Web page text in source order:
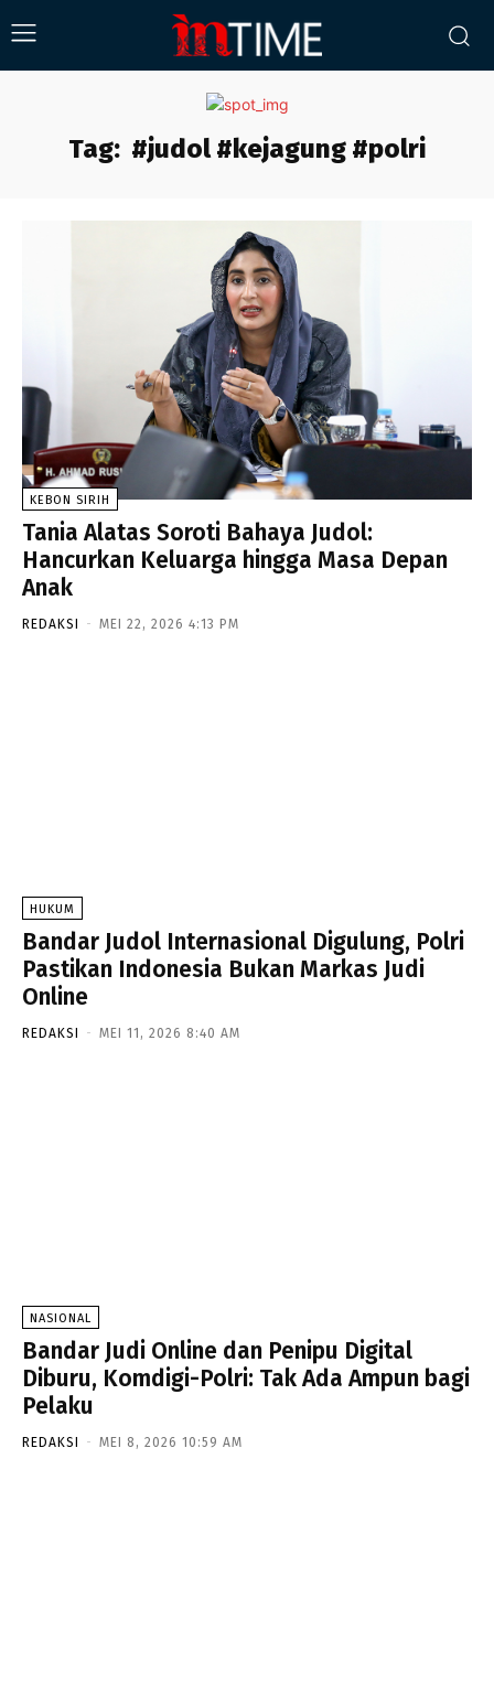
Tag: #judol #kejagung #polri
KEBON SIRIH
Tania Alatas Soroti Bahaya Judol:
Hancurkan Keluarga hingga Masa Depan
Anak
REDAKSI - MEI 22, 2026 4:13 PM
HUKUM
Bandar Judol Internasional Digulung, Polri
Pastikan Indonesia Bukan Markas Judi
Online
REDAKSI - MEI 11, 2026 8:40 AM
NASIONAL
Bandar Judi Online dan Penipu Digital
Diburu, Komdigi-Polri: Tak Ada Ampun bagi
Pelaku
REDAKSI - MEI 8, 2026 10:59 AM